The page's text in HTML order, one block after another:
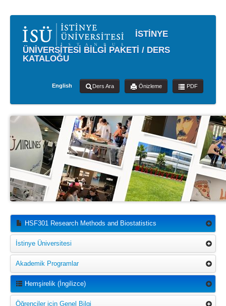
İSTİNYE
ÜNİVERSİTESİ BİLGİ PAKETİ / DERS
KATALOĞU
English Ders Ara Önizleme PDF
HSF301 Research Methods and Biostatistics
İstinye Üniversitesi
Akademik Programlar
Hemşirelik (İngilizce)
Öğrenciler için Genel Bilgi